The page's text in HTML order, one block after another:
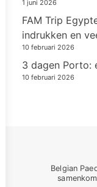
1 juni 2026
FAM Trip
indrukken en
10 februari 2026
3 dagen Porto:
10 februari 2026
Belgian